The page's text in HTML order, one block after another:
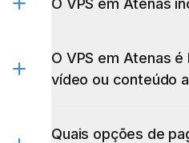
O VPS em Atenas
O VPS em Atenas
vídeo ou conteúdo
Quais opções de